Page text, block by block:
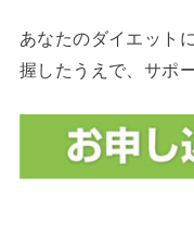
あなたのダイエット
握したうえで、サポ